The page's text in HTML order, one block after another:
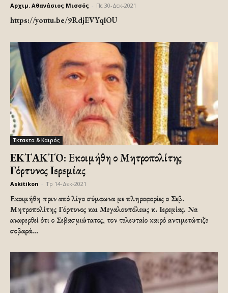
Αρχιμ. Αθανάσιος Μισσός Πε 30-Δεκ-2021
https://youtu.be/9RdjEVYqlOU
Έκτακτα & Καιρός
ΕΚΤΑΚΤΟ: Εκοιμήθη ο Μητροπολίτης
Γόρτυνος Ιερεμίας
Askitikon Τρ 14-Δεκ-2021
Εκοιμήθη πριν από λίγο σύμφωνα με πληροφορίες ο Σεβ.
Μητροπολίτης Γόρτυνος και Μεγαλουπόλεως κ. Ιερεμίας. Να
αναφερθεί ότι ο Σεβασμιώτατος, τον τελευταίο καιρό αντιμετώπιζε
σοβαρά...